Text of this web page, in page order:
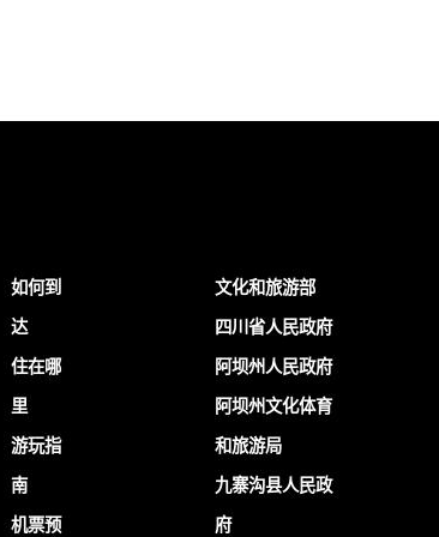
如何到
达
住在哪
里
游玩指
南
机票预
文化和旅游部
四川省人民政府
阿坝州人民政府
阿坝州文化体育
和旅游局
九寨沟县人民政
府